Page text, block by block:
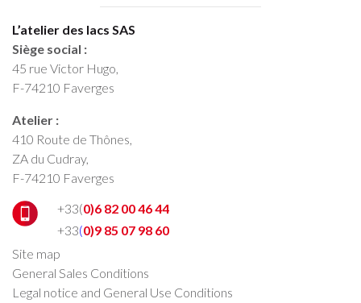
L’atelier des lacs SAS
Siège social :
45 rue Victor Hugo,
F-74210 Faverges
Atelier :
410 Route de Thônes,
ZA du Cudray,
F-74210 Faverges
+33(0)6 82 00 46 44
+33(0)9 85 07 98 60
Site map
General Sales Conditions
Legal notice and General Use Conditions